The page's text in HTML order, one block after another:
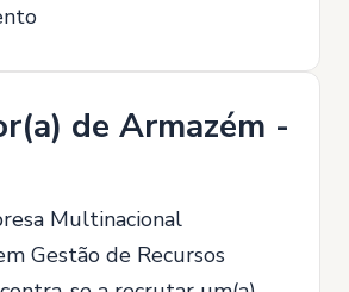
de Armazém -
Multinacional
Gestão de Recursos